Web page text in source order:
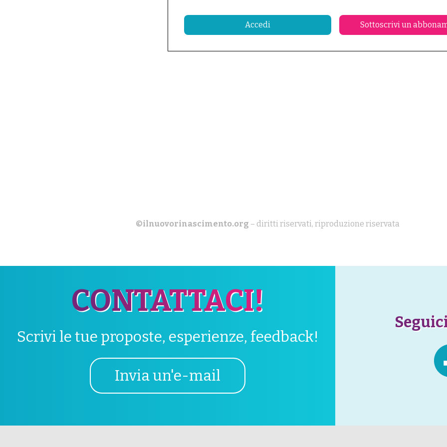
Accedi Sottoscrivi un
©ilnuovorinascimento.org – diritti riservati, riproduzione riservata
CONTATTACI!
Scrivi le tue proposte, esperienze, feedback!
Invia un'e-mail